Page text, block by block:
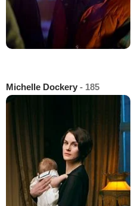
Michelle Dockery - 185